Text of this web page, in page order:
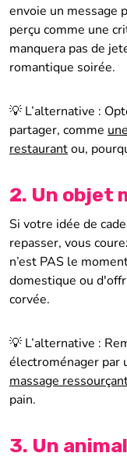
envoie un message
perçu comme une
manquera pas de
romantique soirée.
💡 L’alternative :
partager, comme
restaurantou,
2. Un objet
Si votre idée de
repasser, vous
n’est PAS le
domestique ou
corvée.
💡 L’alternative :
électroménager par
massage
pain.
3. Un